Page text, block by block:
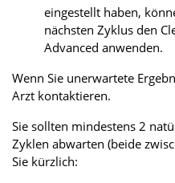
eingestellt haben,
nächsten Zyklus den
Advanced anwenden.
Wenn Sie unerwartete
Arzt kontaktieren.
Sie sollten mindestens 2
Zyklen abwarten (beide
Sie kürzlich: